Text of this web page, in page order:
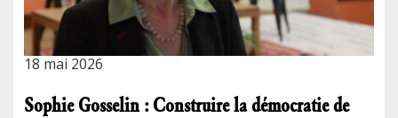
18 mai 2026
Sophie Gosselin : Construire la démocratie de